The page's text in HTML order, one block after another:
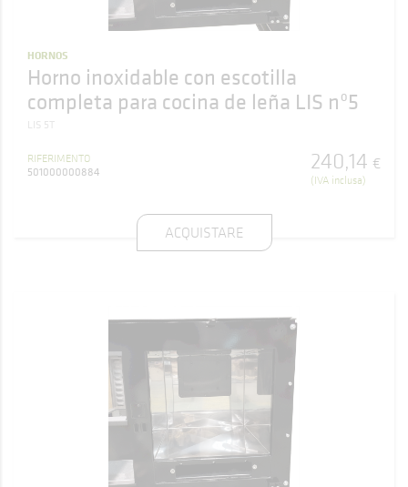
HORNOS
Horno inoxidable con escotilla
completa para cocina de leña LIS nº5
LIS 5T
RIFERIMENTO
501000000884
240,14 €
(IVA inclusa)
ACQUISTARE